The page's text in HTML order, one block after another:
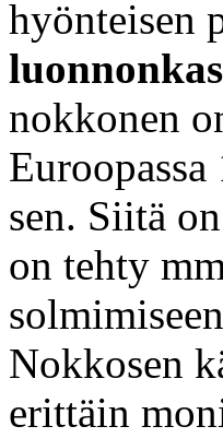
hyönteisen
nokkonen
sen. Siitä
on tehty
Nokkosen
erittäin